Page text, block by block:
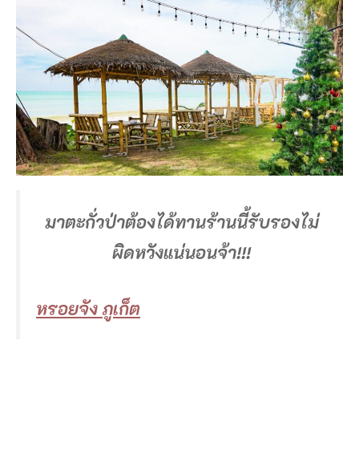
มาตะกั่วป่าต้องได้ทานร้านนี้รับรองไม่
ผิดหวังแน่นอนจ้า!!!
หรอยจัง ภูเก็ต